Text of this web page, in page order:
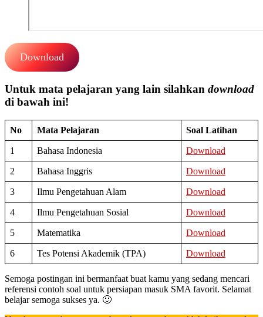
Download
Untuk mata pelajaran yang lain silahkan download
di bawah ini!
No Mata Pelajaran Soal Latihan
1 Bahasa Indonesia Download
2 Bahasa Inggris Download
3 Ilmu Pengetahuan Alam Download
4 Ilmu Pengetahuan Sosial Download
5 Matematika Download
6 Tes Potensi Akademik (TPA) Download
Semoga postingan ini bermanfaat buat kamu yang sedang mencari
referensi contoh soal untuk persiapan masuk SMA favorit. Selamat
belajar semoga sukses ya. 🙂